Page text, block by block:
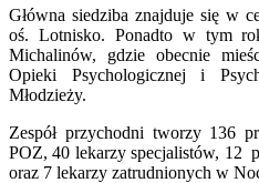
Główna siedziba znajduje się w
oś. Lotnisko. Ponadto w tym
Michalinów, gdzie obecnie
Opieki Psychologicznej i
Młodzieży.
Zespół przychodni tworzy 136
POZ, 40 lekarzy specjalistów, 12
oraz 7 lekarzy zatrudnionych w